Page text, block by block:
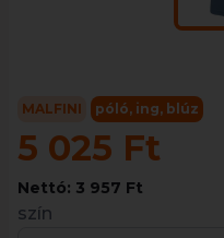
MALFINI póló, ing, blúz
5 025 Ft
Nettó: 3 957 Ft
szín